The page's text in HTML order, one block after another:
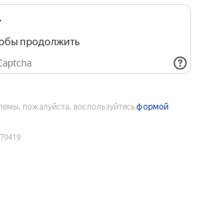
продолжить
пожалуйста, воспользуйтесьформой